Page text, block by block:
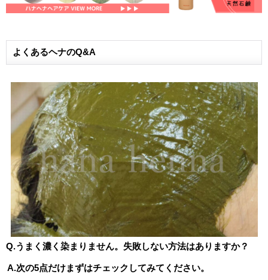
よくあるヘナのQ&A
Q.うまく濃く染まりません。失敗しない方法はありますか？
A.次の5点だけまずはチェックしてみてください。